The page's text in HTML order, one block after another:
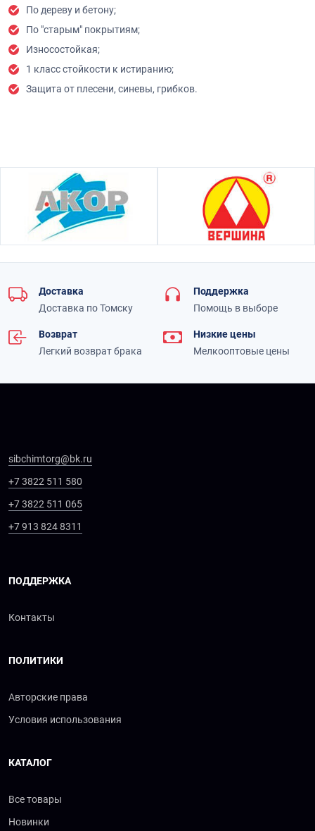
По дереву и бетону;
По "старым" покрытиям;
Износостойкая;
1 класс стойкости к истиранию;
Защита от плесени, синевы, грибков.
Доставка
Доставка по Томску
Поддержка
Помощь в выборе
Возврат
Легкий возврат брака
Низкие цены
Мелкооптовые цены
sibchimtorg@bk.ru
+7 3822 511 580
+7 3822 511 065
+7 913 824 8311
ПОДДЕРЖКА
Контакты
ПОЛИТИКИ
Авторские права
Условия использования
КАТАЛОГ
Все товары
Новинки